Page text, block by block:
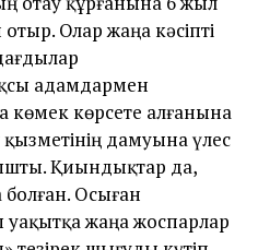
Олар жаңа кәсіпті
адамдармен
көмек көрсете алғанына
дамуына үлес
Қиындықтар да,
Осыған
уақытқа жаңа жоспарлар